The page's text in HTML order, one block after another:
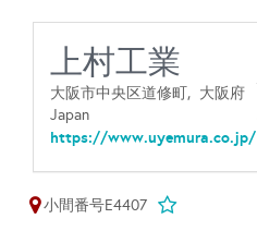
上村工業
大阪市中央区道修町, 大阪府
Japan
https://www.uyemura.co.jp/
小間番号E4407